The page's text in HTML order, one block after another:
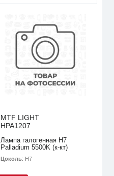
MTF LIGHT
HPA1207
Лампа галогенная H7
Palladium 5500K (к-кт)
Цоколь: H7